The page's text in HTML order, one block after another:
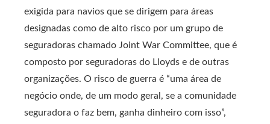
exigida para navios que se dirigem para áreas
designadas como de alto risco por um grupo de
seguradoras chamado Joint War Committee, que é
composto por seguradoras do Lloyds e de outras
organizações. O risco de guerra é “uma área de
negócio onde, de um modo geral, se a comunidade
seguradora o faz bem, ganha dinheiro com isso”,